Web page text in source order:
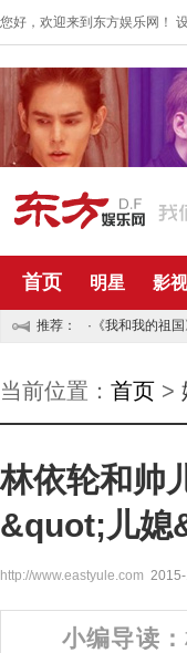
您好，欢迎来到东方娱乐网！
首页 明星 影视
推荐： · 《我和我的祖
当前位置： 首页 >
林依轮和帅
&quot;儿媳
http://www.eastyule.com
小编导读：